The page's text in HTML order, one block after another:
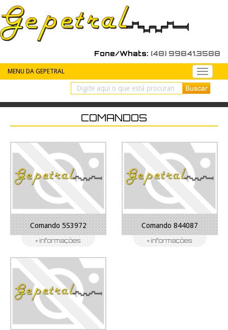
Fone/Whats: (48) 99841.3588
MENU DA GEPETRAL
Peças
de
COMANDOS
Comando 5S3972 Comando 844087